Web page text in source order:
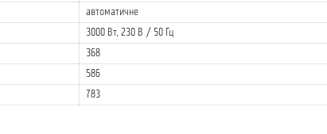
- 1,2 кг;
автоматичне
3000 Вт, 230 В / 50 Гц
368
586
783